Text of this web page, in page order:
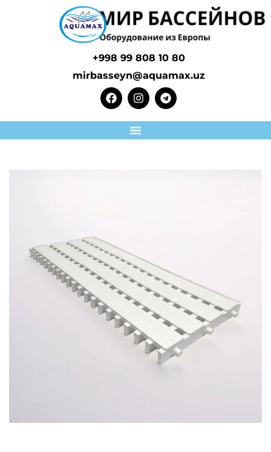
+998 99 808 10 80
mirbasseyn@aquamax.uz